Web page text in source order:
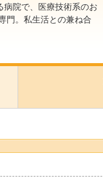
病院で、医療技術系のお
門。私生活との兼ね合